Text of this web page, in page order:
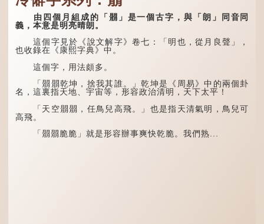
盜賊類．掱手》記載：「滬
人呼翦綹賊曰掱手，猶言扒
手也，亦曰癟三碼子。」
其中「翦綹」即剪斷他
人衣帶以竊取錢物，是小偷
的舊稱。而「掱手」也就是
手多多，擅自拿別人東西的
意思了...
「叒」（音：若）原是
稱。 《說文解字·叒部》：
「叒，日初出東方湯谷所登
由四個月組成的「朤」是一個古字，與「朗」同音同
義，本意是明亮晴朗。
這個字見於《說文解字》卷七：「明也，從月良聲」，
也收錄在《康熙字典》中。
這個字，用法頗多。
「朤朤乾坤，捨我其誰。」乾坤是《周易》中的兩個卦
名，這裏指天地、宇宙等，形容政治清明，天下太平！
「天空朤朤，任鳥兒高飛。」也是指天清氣明，鳥兒可
高飛。
「朤朤脆脆」就是形容辦事爽快乾脆。我們熟...